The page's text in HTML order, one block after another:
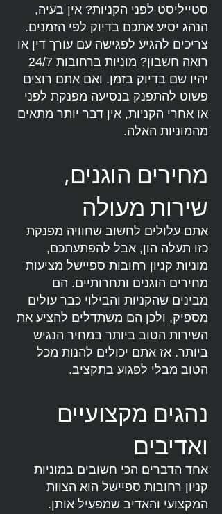
סטייליסט לפני הקניות? אין בעיה,
הנהג יסיע אתכם בדיוק לפי הזמנים.
צריכים להגיע לפגישה עם עורך דין או
רואה חשבון? מוניות ברחובות 24/7
יהיו שם בדיוק בזמן. ואם אתם רוצים
פשוט להתפנק בנסיעה מפנקת לפני
או אחרי הקניות, אין דבר יותר מתאים
מהמוניות האלה.
מחירים הוגנים,
שירות מעולה
אתם עלולים לחשוב שחוויה מפנקת
כזו תעלה הון, אבל להפתעתכם,
מוניות קניון רחובות ספיישל מציעות
מחירים הוגנים ותחרותיים. הם
מבינים שהקניות והבילוי כבר עולים
מספיק, ולכן הם משתדלים להציע את
השירות הטוב ביותר במחיר הנגיש
ביותר. אז אתם יכולים להנות מכל
הטוב מבלי לפגוע בתקציב.
נהגים מקצועיים
ואדיבים
אחד הדברים הכי חשובים במוניות
קניון רחובות ספיישל הוא הצוות
המקצועי והאדיב שמפעיל אותן.